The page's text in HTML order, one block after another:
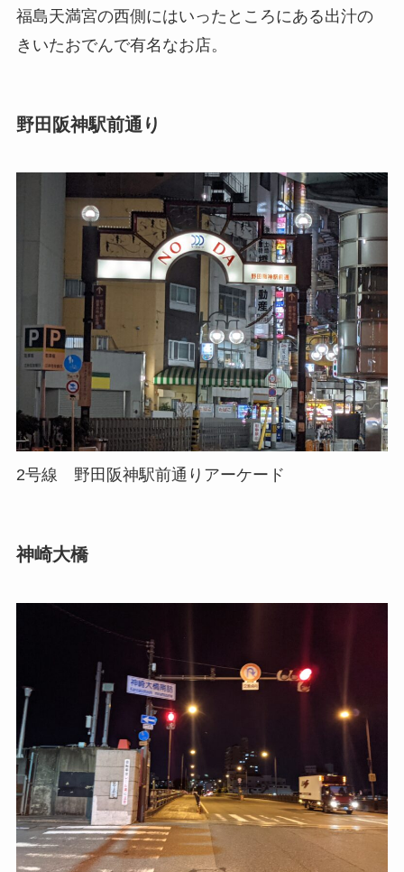
福島天満宮の西側にはいったところにある出汁の
きいたおでんで有名なお店。
野田阪神駅前通り
2号線 野田阪神駅前通りアーケード
神崎大橋